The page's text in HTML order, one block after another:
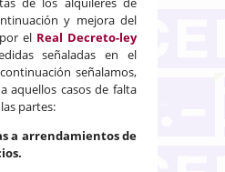
y mejora del
el Real Decreto-ley
señaladas en el
señalamos,
aquellos casos de falta
partes:
a arrendamientos de